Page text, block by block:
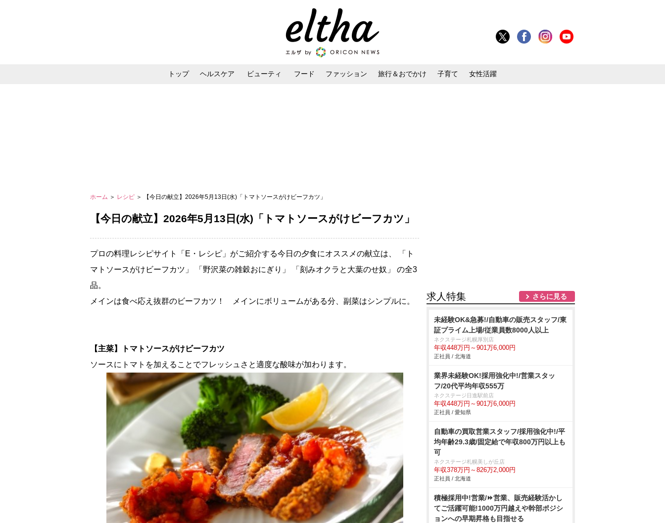
トップ ヘルスケア ビューティ フード ファッション 旅行＆おでかけ 子育て 女性活躍
ホーム ＞ レシピ ＞ 【今日の献立】2026年5月13日(水)「トマトソースがけビーフカツ」
【今日の献立】2026年5月13日(水)「トマトソースがけビーフカツ」
プロの料理レシピサイト「E・レシピ」がご紹介する今日の夕食にオススメの献立は、 「ト
マトソースがけビーフカツ」 「野沢菜の雑穀おにぎり」 「刻みオクラと大葉のせ奴」 の全3
品。
メインは食べ応え抜群のビーフカツ！ メインにボリュームがある分、副菜はシンプルに。
【主菜】トマトソースがけビーフカツ
ソースにトマトを加えることでフレッシュさと適度な酸味が加わります。
求人特集 さらに見る
未経験OK&急募!/自動車の販売スタッフ/東
証プライム上場/従業員数8000人以上
ネクステージ札幌厚別店
年収448万円～901万6,000円
正社員 / 北海道
業界未経験OK!採用強化中!/営業スタッ
フ/20代平均年収555万
ネクステージ日進駅前店
年収448万円～901万6,000円
正社員 / 愛知県
自動車の買取営業スタッフ/採用強化中!/平
均年齢29.3歳/固定給で年収800万円以上も
可
ネクステージ札幌美しが丘店
年収378万円～826万2,000円
正社員 / 北海道
積極採用中!営業/⏩️営業、販売経験活かし
てご活躍可能!1000万円越えや幹部ポジシ
ョンへの早期昇格も目指せる